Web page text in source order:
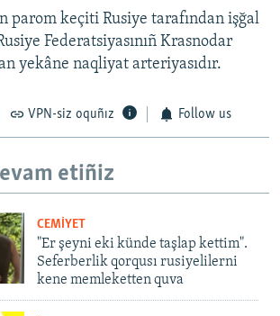
parom keçiti Rusiye tarafından işğal
Federatsiyasınıñ Krasnodar
yekâne naqliyat arteriyasıdır.
VPN-siz oquñız Follow us
etiñiz
CEMİYET
"Er şeyni eki künde taşlap kettim".
Seferberlik qorqusı rusiyelilerni
kene memleketten quva